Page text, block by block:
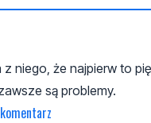
niego, że najpierw to
są problemy.